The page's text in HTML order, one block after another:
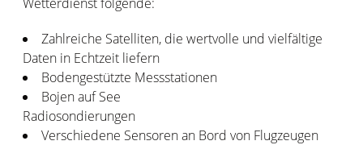
Zahlreiche Satelliten, die wertvolle und vielfältige
Daten in Echtzeit liefern
Bodengestützte Messstationen
Bojen auf See
Radiosondierungen
Verschiedene Sensoren an Bord von Flugzeugen